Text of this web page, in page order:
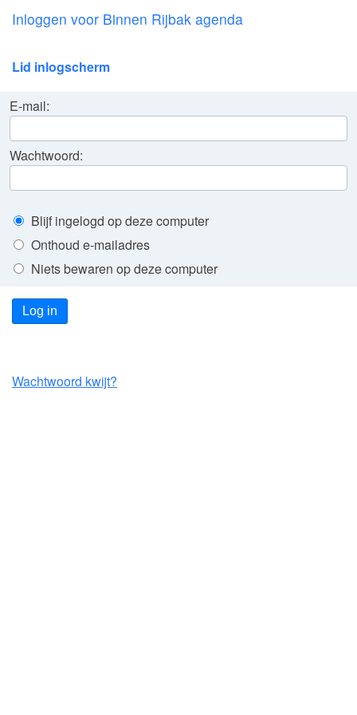
Inloggen voor Binnen Rijbak agenda
Lid inlogscherm
E-mail:
Wachtwoord:
Blijf ingelogd op deze computer
Onthoud e-mailadres
Niets bewaren op deze computer
Log in
Wachtwoord kwijt?